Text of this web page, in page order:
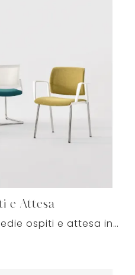
e Attesa
Un ricco catalogo di sedie ospiti e attesa in tessuto ti aspetta! Il modello Lex Ospiti e Attesa di Milani ti aspetta!